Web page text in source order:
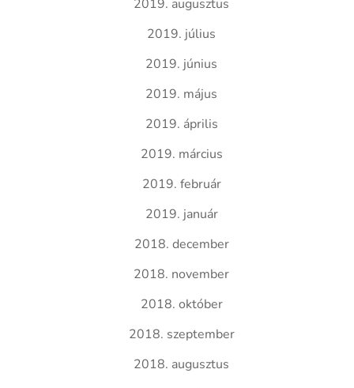
2019. augusztus
2019. július
2019. június
2019. május
2019. április
2019. március
2019. február
2019. január
2018. december
2018. november
2018. október
2018. szeptember
2018. augusztus